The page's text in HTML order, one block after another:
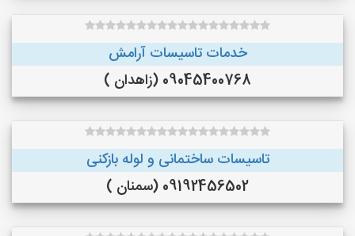
خدمات تاسیسات آرامش
09045400768 (زاهدان )
تاسیسات ساختمانی و لوله بازکنی
09192456502 (سمنان )